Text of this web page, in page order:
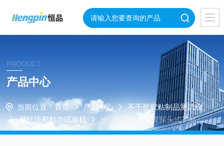
PRODUCT
产品中心
当前位置： 首页 产品中心
不干胶胶粘制品测试仪
探针法初粘力试验机
HP-TCN-A敷贴胶探头式初粘力
测试仪